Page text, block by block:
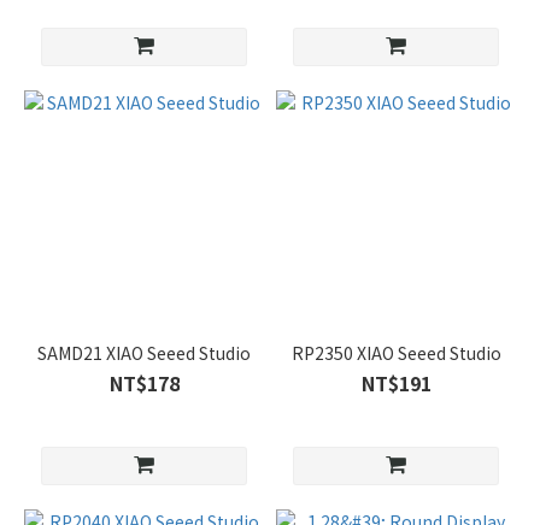
SAMD21 XIAO Seeed Studio
NT$178
RP2350 XIAO Seeed Studio
NT$191